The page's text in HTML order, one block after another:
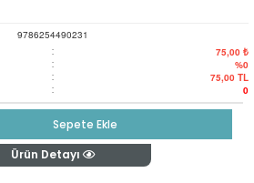
9786254490231
: 75,00 ₺
: %0
: 75,00 TL
: 0
Sepete Ekle
Ürün Detayı